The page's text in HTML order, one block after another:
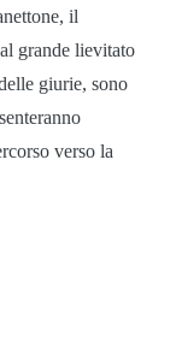
il
grande lievitato
giurie, sono
verso la